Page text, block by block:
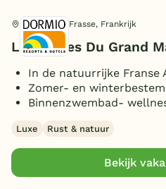
Limburg
België
Blog
Onze e-
Animatie/Entertainment
Jeu de boules(1)
Sport en spel
Basketbalveld(1)
Fitness(1)
Horeca
Restaurant(s)(1)
Broodjesservice(1)
Sauna/Turks stoombad(2)
Arâches-la-Frasse, Frankrijk
Les Portes Du Grand
In de natuurrijke Franse
Zomer- en
Binnenzwembad-
Luxe Rust & natuur
Bekijk